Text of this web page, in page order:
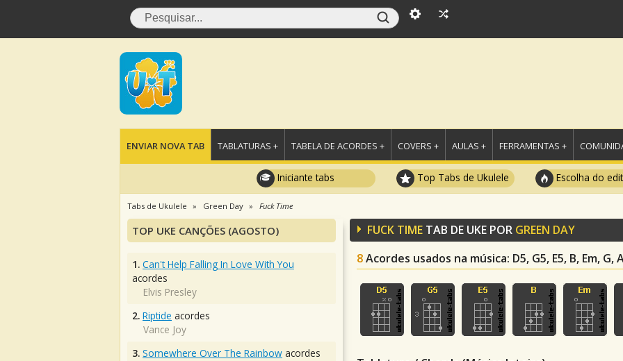
ENVIAR NOVA TAB TABLATURAS + TABELA DE ACORDES + COVERS + AULAS + FERRAMENTAS +
Iniciante tabs Top Tabs de Ukulele Escolha do
Tabs de Ukulele Green Day Fuck Time
FUCK TIME TAB DE UKE POR GREEN DAY
8Acordes usados na música: D5, G5, E5, B, Em, G,
TOP UKE CANÇÕES (AGOSTO)
1. Can't Help Falling In Love With You
acordes
Elvis Presley
2. Riptide acordes
Vance Joy
3. Somewhere Over The Rainbow acordes